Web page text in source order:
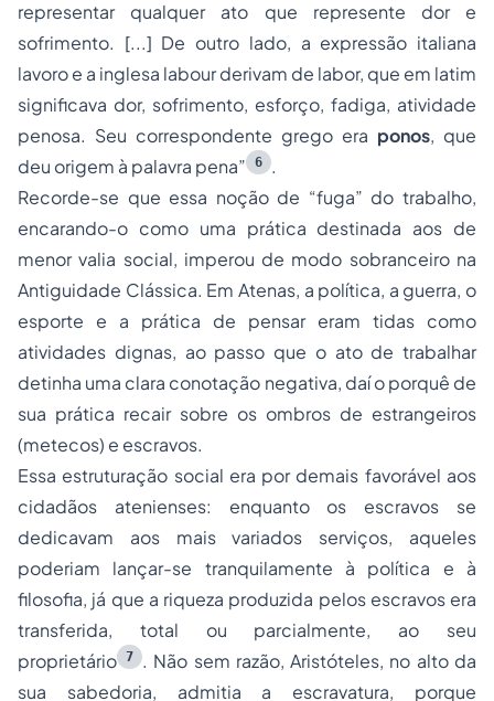
representar qualquer ato que represente dor e
sofrimento. [...] De outro lado, a expressão italiana
lavoro e a inglesa labour derivam de labor, que em latim
significava dor, sofrimento, esforço, fadiga, atividade
penosa. Seu correspondente grego era ponos, que
deu origem à palavra pena”
6
.
Recorde-se que essa noção de “fuga” do trabalho,
encarando-o como uma prática destinada aos de
menor valia social, imperou de modo sobranceiro na
Antiguidade Clássica. Em Atenas, a política, a guerra, o
esporte e a prática de pensar eram tidas como
atividades dignas, ao passo que o ato de trabalhar
detinha uma clara conotação negativa, daí o porquê de
sua prática recair sobre os ombros de estrangeiros
(metecos) e escravos.
Essa estruturação social era por demais favorável aos
cidadãos atenienses: enquanto os escravos se
dedicavam aos mais variados serviços, aqueles
poderiam lançar-se tranquilamente à política e à
filosofia, já que a riqueza produzida pelos escravos era
transferida, total ou parcialmente, ao seu
proprietário 7
. Não sem razão, Aristóteles, no alto da
sua sabedoria, admitia a escravatura, porque